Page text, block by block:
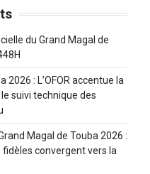
du Grand Magal de
2026 : L’OFOR accentue la
suivi technique des
Magal de Touba 2026 :
fidèles convergent vers la